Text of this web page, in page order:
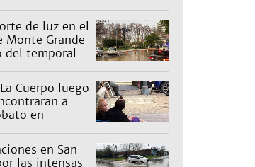
de luz en el
Monte Grande
del temporal
Cuerpo luego
a
en
en San
las intensas